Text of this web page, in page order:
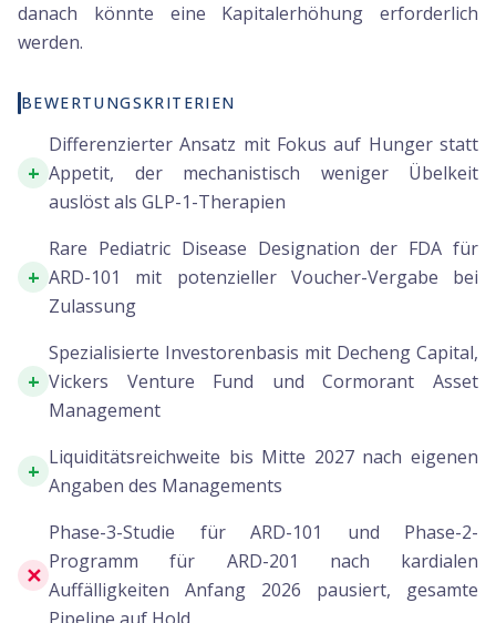
danach könnte eine Kapitalerhöhung erforderlich
werden.
BEWERTUNGSKRITERIEN
+
Differenzierter Ansatz mit Fokus auf Hunger statt
Appetit, der mechanistisch weniger Übelkeit
auslöst als GLP-1-Therapien
+
Rare Pediatric Disease Designation der FDA für
ARD-101 mit potenzieller Voucher-Vergabe bei
Zulassung
+
Spezialisierte Investorenbasis mit Decheng Capital,
Vickers Venture Fund und Cormorant Asset
Management
+
Liquiditätsreichweite bis Mitte 2027 nach eigenen
Angaben des Managements
✕
Phase-3-Studie für ARD-101 und Phase-2-
Programm für ARD-201 nach kardialen
Auffälligkeiten Anfang 2026 pausiert, gesamte